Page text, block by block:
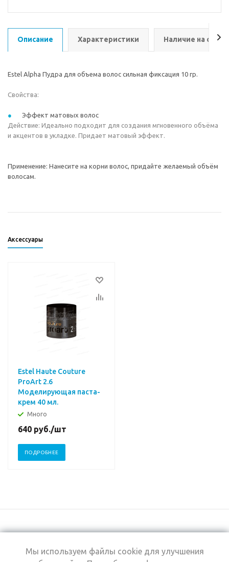
Описание Характеристики Наличие на
Estel Alpha Пудра для объема волос сильная фиксация 10 гр.
Свойства:
Эффект матовых волос
Действие: Идеально подходит для создания мгновенного объёма
и акцентов в укладке. Придает матовый эффект.
Применение: Нанесите на корни волос, придайте желаемый объём
волосам.
Аксессуары
Estel Haute Couture
ProArt 2.6
Моделирующая паста-
крем 40 мл.
Много
640 руб./шт
ПОДРОБНЕЕ
+7 (495) 969-0950
Мы используем файлы cookie для улучшения